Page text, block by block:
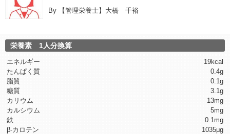
By
【管理栄養士】大橋 千裕
栄養素 1人分換算
エネルギー
19kcal
たんぱく質
0.4g
脂質
0.1g
糖質
3.1g
カリウム
13mg
カルシウム
5mg
鉄
0.1mg
β-カロテン
1035μg